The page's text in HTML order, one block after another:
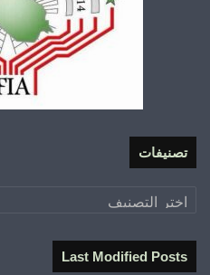
تصنيفات
تصنيفات
Last Modified Posts